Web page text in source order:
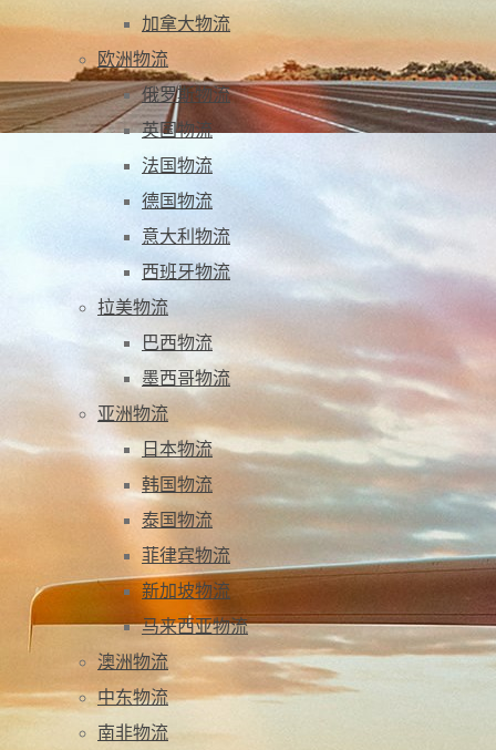
加拿大物流
欧洲物流
俄罗斯物流
英国物流
法国物流
德国物流
意大利物流
西班牙物流
拉美物流
巴西物流
墨西哥物流
亚洲物流
日本物流
韩国物流
泰国物流
菲律宾物流
新加坡物流
马来西亚物流
澳洲物流
中东物流
南非物流